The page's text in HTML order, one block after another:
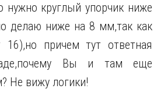
нужно круглый упорчик ниже
делаю ниже на 8 мм,так как
16),но причем тут ответная
Вы и там еще
Не вижу логики!